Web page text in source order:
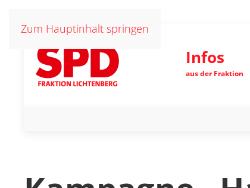
Zum Hauptinhalt springen
Infos
aus der Fraktion